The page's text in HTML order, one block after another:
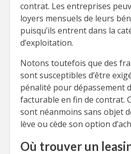
contrat. Les entreprises
loyers mensuels de leurs
puisqu’ils entrent dans la
d’exploitation.
Notons toutefois que des
sont susceptibles d’être
pénalité pour dépassement
facturable en fin de contrat.
sont néanmoins sans objet
lève ou cède son option
Où trouver un